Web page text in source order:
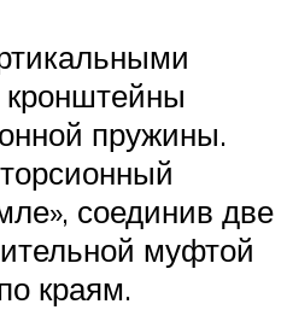
пружины.
соединив две
муфтой
краям.